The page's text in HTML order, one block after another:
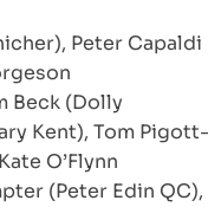
Peter Capaldi
Beck (Dolly
Kent), Tom Pigott-
O’Flynn
(Peter Edin QC),